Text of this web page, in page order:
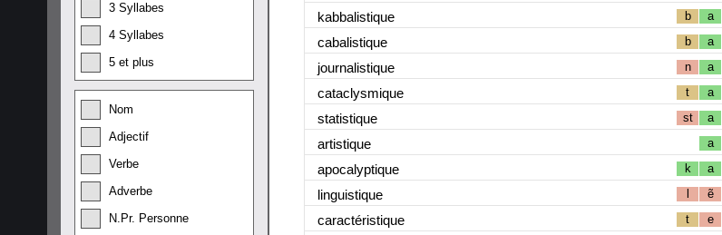
3 Syllabes
4 Syllabes
5 et plus
Nom
Adjectif
Verbe
Adverbe
N.Pr. Personne
kabbalistique b a
cabalistique b a
journalistique n a
cataclysmique t a
statistique st a
artistique a
apocalyptique k a
linguistique l ẽ
caractéristique t e